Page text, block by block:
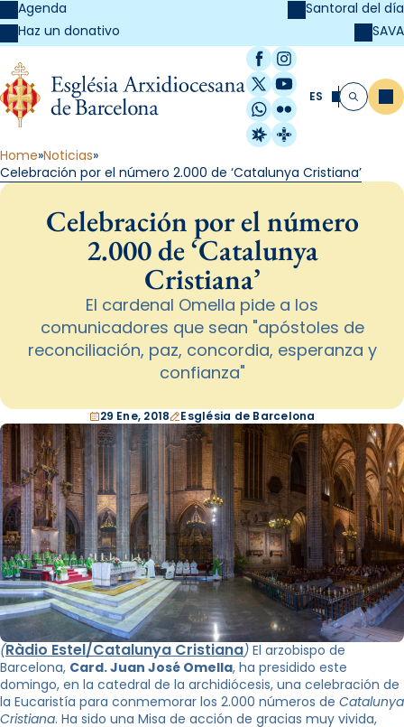
Agenda
Haz un donativo
Santoral del día
SAVA
Facebook
Instagram
X / Twitter
YouTube
WhatsApp
Flickr
Radio Estel
Catalunya
ES Buscar
Home Noticias
Celebración por el número 2.000 de ‘Catalunya Cristiana’
Celebración por el número
2.000 de ‘Catalunya
Cristiana’
El cardenal Omella pide a los
comunicadores que sean "apóstoles de
reconciliación, paz, concordia, esperanza y
confianza"
29 Ene, 2018 Església de Barcelona
(Ràdio Estel/Catalunya Cristiana) El arzobispo de
Barcelona, Card. ​​Juan José Omella, ha presidido este
domingo, en la catedral de la archidiócesis, una celebración de
la Eucaristía para conmemorar los 2.000 números de Catalunya
Cristiana. Ha sido una Misa de acción de gracias muy vivida,